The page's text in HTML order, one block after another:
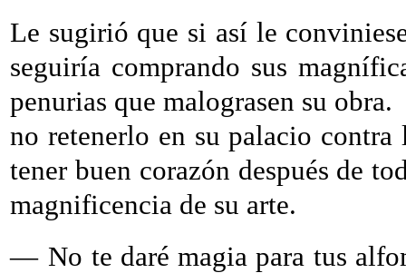
Le sugirió que si así le
seguiría comprando sus
penurias que malograsen su obra.
no retenerlo en su palacio
tener buen corazón después de
magnificencia de su arte.
— No te daré magia para tus